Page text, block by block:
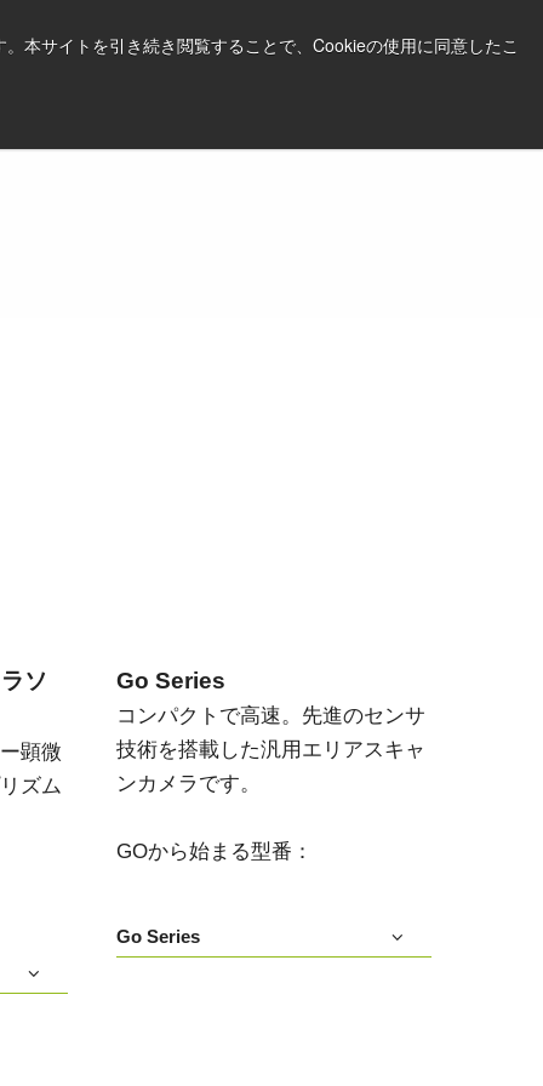
本サイトを引き続き閲覧することで、Cookieの使用に同意したこ
ソ
顕微
ズム
Go Series
コンパクトで高速。先進のセンサ
技術を搭載した汎用エリアスキャ
ンカメラです。
GOから始まる型番：
Go Series